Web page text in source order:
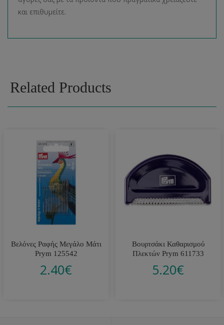
και επιθυμείτε.
Related Products
Βελόνες Ραφής Μεγάλο Μάτι
Prym 125542
2.40€
Βουρτσάκι Καθαρισμού
Πλεκτών Prym 611733
5.20€